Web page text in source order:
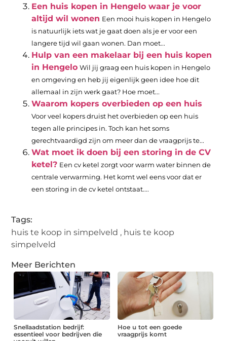
Een huis kopen in Hengelo waar je voor
altijd wil wonen Een mooi huis kopen in Hengelo
is natuurlijk iets wat je gaat doen als je er voor een
langere tijd wil gaan wonen. Dan moet...
Hulp van een makelaar bij een huis kopen
in Hengelo Wil jij graag een huis kopen in Hengelo
en omgeving en heb jij eigenlijk geen idee hoe dit
allemaal in zijn werk gaat? Hoe moet...
Waarom kopers overbieden op een huis
Voor veel kopers druist het overbieden op een huis
tegen alle principes in. Toch kan het soms
gerechtvaardigd zijn om meer dan de vraagprijs te...
Wat moet ik doen bij een storing in de CV
ketel? Een cv ketel zorgt voor warm water binnen de
centrale verwarming. Het komt wel eens voor dat er
een storing in de cv ketel ontstaat....
Tags:
huis te koop in simpelveld , huis te koop
simpelveld
Meer Berichten
Snellaadstation bedrijf:
essentieel voor bedrijven die
Hoe u tot een goede
vraagprijs komt